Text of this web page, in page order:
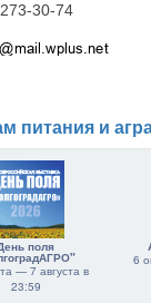
30-74
питания и
поля
— 7 августа в
23:59
6